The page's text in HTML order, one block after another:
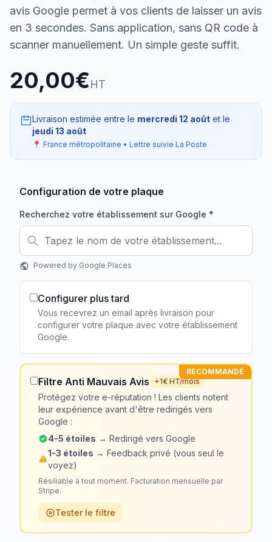
avis Google permet à vos clients de laisser un avis
en 3 secondes. Sans application, sans QR code à
scanner manuellement. Un simple geste suffit.
20,00€HT
Livraison estimée entre le mercredi 12 août et le
jeudi 13 août
📍 France métropolitaine • Lettre suivie La Poste
Configuration de votre plaque
Recherchez votre établissement sur Google *
Powered by Google Places
Configurer plus tard
Vous recevrez un email après livraison pour
configurer votre plaque avec votre établissement
Google.
RECOMMANDÉ
Filtre Anti Mauvais Avis +1€ HT/mois
Protégez votre e-réputation ! Les clients notent
leur expérience avant d'être redirigés vers
Google :
4-5 étoiles → Redirigé vers Google
1-3 étoiles → Feedback privé (vous seul le
voyez)
Résiliable à tout moment. Facturation mensuelle par
Stripe.
Tester le filtre